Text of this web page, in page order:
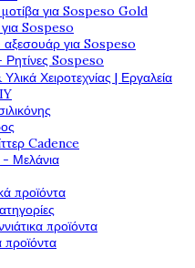
για Sospeso Gold
Sospeso
αξεσουάρ για Sospeso
Sospeso
Χειροτεχνίας | Εργαλεία
Cadence
- Μελάνια
προϊόντα
προϊόντα